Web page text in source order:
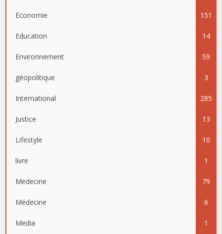
Economie 151
Education 14
Environnement 59
géopolitique 3
International 285
Justice 13
Lifestyle 10
livre 1
Medecine 79
Médecine 6
Media 1